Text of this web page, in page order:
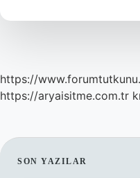
https://
https://aryaisitme.com.tr
SIDEBAR
SON YAZILAR